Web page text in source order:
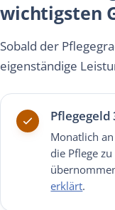
wichtigsten
Sobald der
eigenständige
Pflegegeld
Monatlich
die Pflege
erklärt.